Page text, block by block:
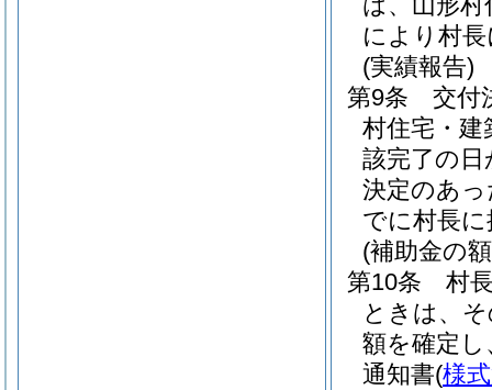
により村
(実績報告)
第9条
交付
村住宅・建
該完了の
決定のあ
でに村長
(補助金の
第10条
村
ときは、
額を確定し
通知書(様